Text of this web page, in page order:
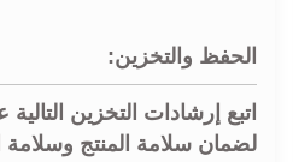
الحفظ والتخزين:
اتبع إرشادات التخزين
لضمان سلامة المنتج وسلامة